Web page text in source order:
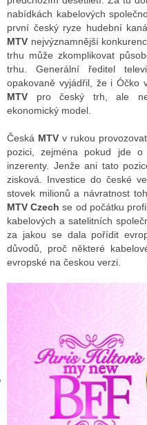
RÁDIA
STRÁNKY RÁDIÍ
STRÁNKY TV
TISK
STÁT BLOGEREM
BLOGERA
DISKUTÉRA NA RADIOTV
STARŠÍCH DISKUZÍ
nabídkách kabelových
první český ryze hudební
MTV nejvýznamnější
trhu může zkomplikovat
trhu. Generální ředitel
opakovaně vyjádřil, že i Óčko
MTV pro český trh, ale
ekonomický model.
Česká MTV v rukou
pozici, zejména pokud jde
inzerenty. Jenže ani tato
zisková. Investice do české
stovek milionů a návratnost
MTV Czech se od počátku
kabelových a satelitních
za jakou se dala pořídit
důvodů, proč některé
evropské na českou verzi.